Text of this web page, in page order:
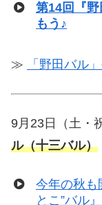
第14回『
もう♪
≫ 「野田バル
9月23日（土・
ル（十三バル）
今年の秋も
とこ”バル』